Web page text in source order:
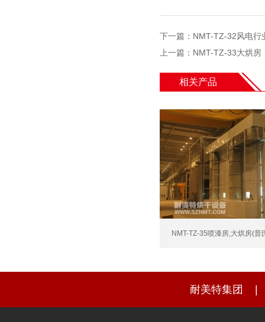
下一篇 ： NMT-TZ-32风电行
上一篇 ： NMT-TZ-33大烘房
相关产品
NMT-TZ-35喷漆房,大烘房(普
耐美特集团 |